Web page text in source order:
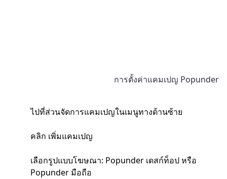
การตั้งค่าแคมเปญ Popunder
ไปที่ส่วนจัดการแคมเปญในเมนูทางด้านซ้าย
คลิก เพิ่มแคมเปญ
เลือกรูปแบบโฆษณา: Popunder เดสก์ท็อป หรือ
Popunder มือถือ